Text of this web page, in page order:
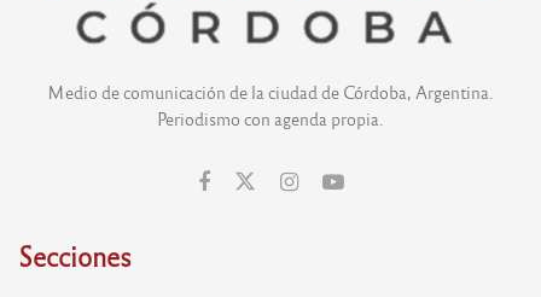
Medio de comunicación de la ciudad de Córdoba, Argentina.
Periodismo con agenda propia.
Secciones